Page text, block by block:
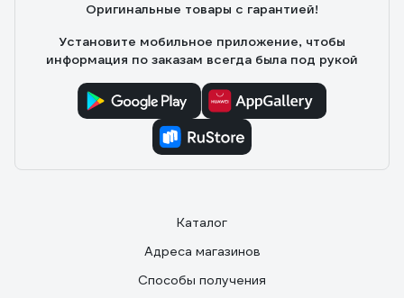
Оригинальные товары с гарантией!
Установите мобильное приложение, чтобы
информация по заказам всегда была под рукой
Каталог
Адреса магазинов
Способы получения